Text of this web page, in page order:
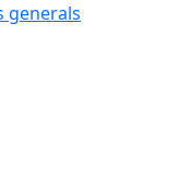
generals